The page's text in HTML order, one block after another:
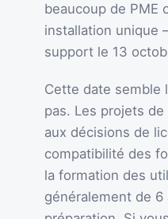
beaucoup de PME
installation unique
support le 13
Cette date semble
pas. Les projets
aux décisions de
compatibilité des
la formation des
généralement de 6